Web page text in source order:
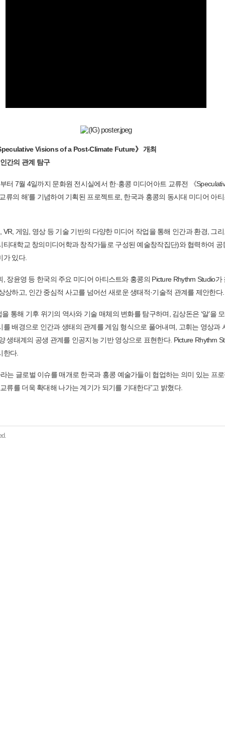
Visions of a Post-Climate Future》 개최
간의 관계 탐구
터 7월 4일까지 문화원 전시실에서 한·홍콩 미디어아트 교류전 《
류의 해’를 기념하여 기획된 프로젝트로, 한국과 홍콩의 동시대 미디어 아
게임, 영상 등 기술 기반의 다양한 미디어 작업을 통해 인간과 환경, 그
대학교 창의미디어학과 창작가들로 구성된 예술창작집단)와 협력하여
가 있다.
장윤영 등 한국의 주요 미디어 아티스트와 홍콩의 Picture Rhythm Studio
상하고, 인간 중심적 사고를 넘어선 새로운 생태적·기술적 관계를 제안한다.
통해 기후 위기의 역사와 기술 매체의 변화를 탐구하며, 김상돈은 ‘알’을
배경으로 인간과 생태의 관계를 게임 형식으로 풀어내며, 고휘는 영상과
생태계의 공생 관계를 인공지능 기반 영상으로 표현한다. Picture Rhythm
한다.
는 글로벌 이슈를 매개로 한국과 홍콩 예술가들이 협업하는 의미 있는 프
류를 더욱 확대해 나가는 계기가 되기를 기대한다”고 밝혔다.